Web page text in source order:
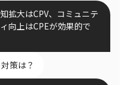
拡大はCPV、コミュニテ
向上はCPEが効果的で
策は？